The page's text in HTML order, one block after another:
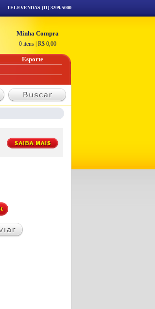
TELEVENDAS (11) 3209.5000
Minha Compra
0 itens R$ 0,00
Esporte